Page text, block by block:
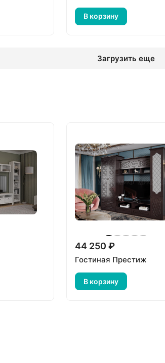
В корзину
Загрузить еще
44 250 ₽
Гостиная Престиж
В корзину